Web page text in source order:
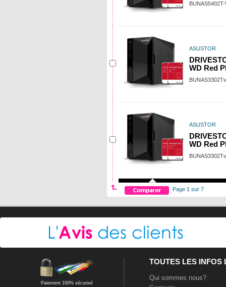
ASUSTOR
WD Red
ASUSTOR
WD Red
Page 1 sur 7
Paiement 100% sécurisé
TOUTES LES INFOS
Qui sommes nous?